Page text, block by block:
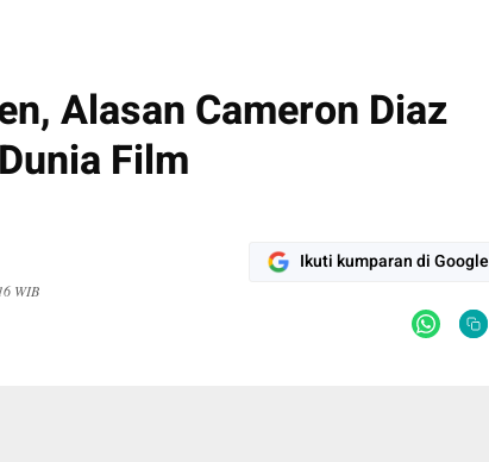
Alasan Cameron Diaz
Film
WIB
Ikuti kumparan di Google